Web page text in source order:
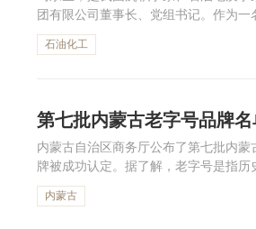
团有限公司董事长、党组书记。作为
中国石化集团马永生个人资料，一起来
石油化工
第七批内蒙古老字号品牌
内蒙古自治区商务厅公布了第七批内
牌被成功认定。据了解，老字号是指
品服务优质、营造渠道高效、社会广泛
内蒙古